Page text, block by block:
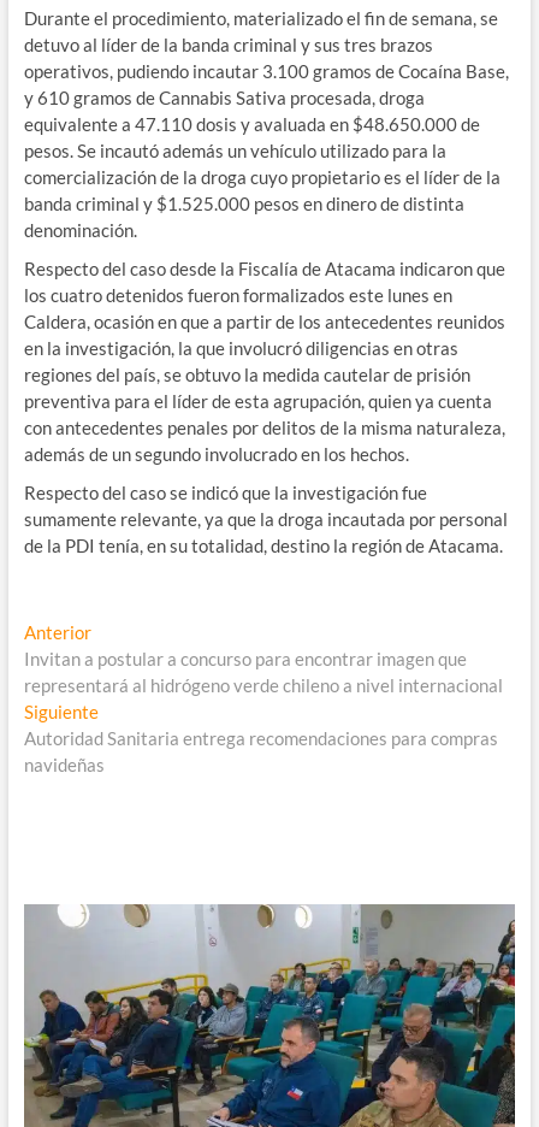
Durante el procedimiento, materializado el fin de semana, se
detuvo al líder de la banda criminal y sus tres brazos
operativos, pudiendo incautar 3.100 gramos de Cocaína Base,
y 610 gramos de Cannabis Sativa procesada, droga
equivalente a 47.110 dosis y avaluada en $48.650.000 de
pesos. Se incautó además un vehículo utilizado para la
comercialización de la droga cuyo propietario es el líder de la
banda criminal y $1.525.000 pesos en dinero de distinta
denominación.
Respecto del caso desde la Fiscalía de Atacama indicaron que
los cuatro detenidos fueron formalizados este lunes en
Caldera, ocasión en que a partir de los antecedentes reunidos
en la investigación, la que involucró diligencias en otras
regiones del país, se obtuvo la medida cautelar de prisión
preventiva para el líder de esta agrupación, quien ya cuenta
con antecedentes penales por delitos de la misma naturaleza,
además de un segundo involucrado en los hechos.
Respecto del caso se indicó que la investigación fue
sumamente relevante, ya que la droga incautada por personal
de la PDI tenía, en su totalidad, destino la región de Atacama.
Navegación
de
entradas
AnteriorEntrada
anterior:
Invitan a postular a concurso para encontrar imagen que
representará al hidrógeno verde chileno a nivel internacional
SiguienteEntrada
siguiente:
Autoridad Sanitaria entrega recomendaciones para compras
navideñas